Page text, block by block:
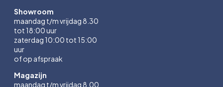
Showroom
maandag t/m vrijdag 8.30
tot 18:00 uur
zaterdag 10:00 tot 15:00
uur
of op afspraak
Magazijn
maandag t/m vrijdag 8.00